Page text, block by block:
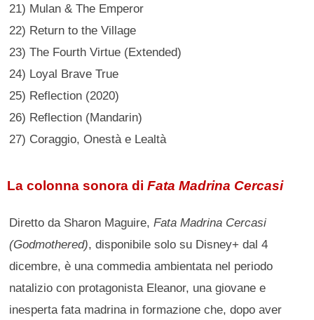
21) Mulan & The Emperor
22) Return to the Village
23) The Fourth Virtue (Extended)
24) Loyal Brave True
25) Reflection (2020)
26) Reflection (Mandarin)
27) Coraggio, Onestà e Lealtà
La colonna sonora di Fata Madrina Cercasi
Diretto da Sharon Maguire, Fata Madrina Cercasi
(Godmothered), disponibile solo su Disney+ dal 4
dicembre, è una commedia ambientata nel periodo
natalizio con protagonista Eleanor, una giovane e
inesperta fata madrina in formazione che, dopo aver